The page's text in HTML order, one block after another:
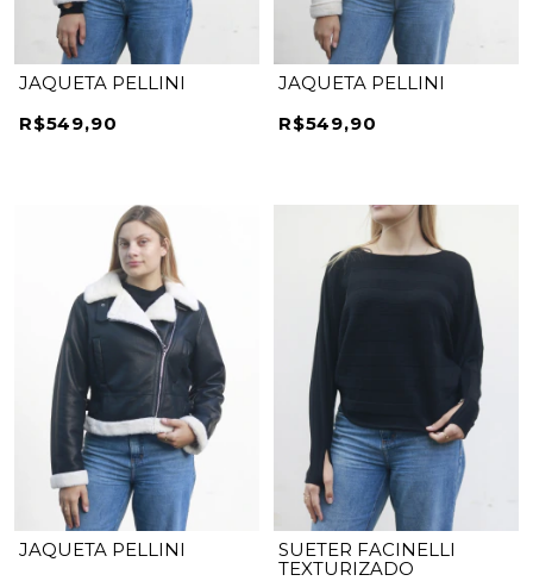
JAQUETA PELLINI
R$549,90
JAQUETA PELLINI
R$549,90
JAQUETA PELLINI
SUETER FACINELLI
TEXTURIZADO